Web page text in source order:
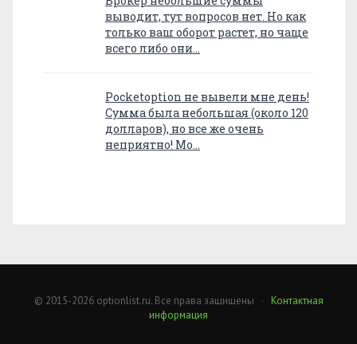
выводит, тут вопросов нет. Но как
только ваш оборот растет, но чаще
всего либо они…
Pocketoption не вывели мне день!
Сумма была небольшая (около 120
долларов), но все же очень
неприятно! Мо…
© 2015-2026 optionlist.ru. Все права защищены · Контактная
информация